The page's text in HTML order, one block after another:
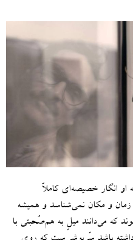
انگار خصیصه‌ای کاملاً
زمان و مکان نمی‌شناسد و همیشه
که می‌دانند میلِ به هم‌صُحبتی با